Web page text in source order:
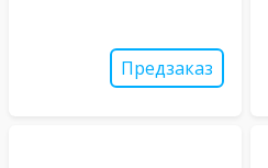
Предзаказ